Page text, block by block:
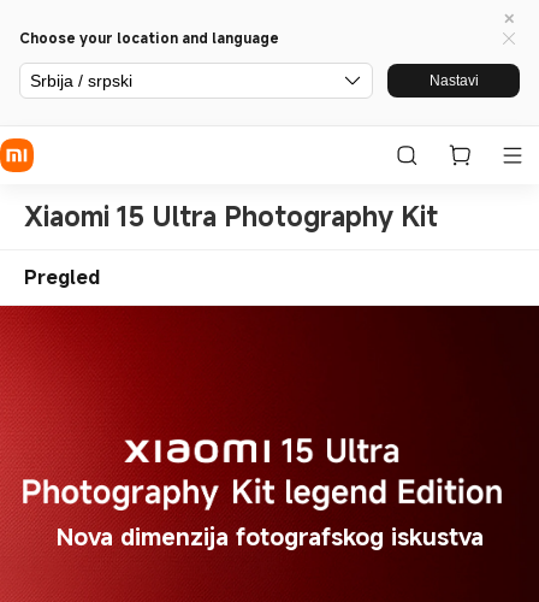
Choose your location and language
Srbija / srpski Nastavi
Xiaomi 15 Ultra Photography Kit
Pregled
Nova dimenzija fotografskog iskustva